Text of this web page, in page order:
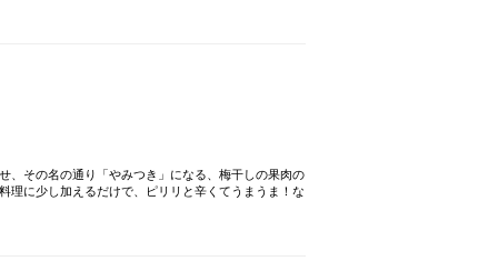
、その名の通り「やみつき」になる、梅干しの果肉の
理に少し加えるだけで、ピリリと辛くてうまうま！な